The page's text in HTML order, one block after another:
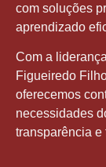
com soluções
aprendizado
Com a
Figueiredo
oferecemos
necessidades
transparência e